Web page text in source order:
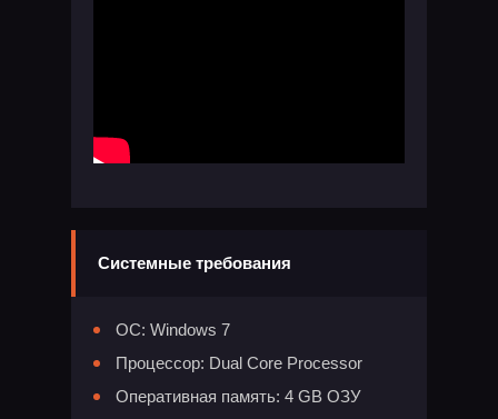
Системные требования
ОС: Windows 7
Процессор: Dual Core Processor
Оперативная память: 4 GB ОЗУ